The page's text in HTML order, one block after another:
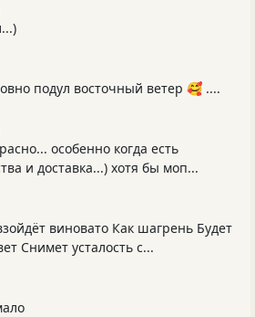
подул восточный ветер 🥰 ....
особенно когда есть
и доставка...) хотя бы моп...
виновато Как шагрень Будет
Снимет усталость с...